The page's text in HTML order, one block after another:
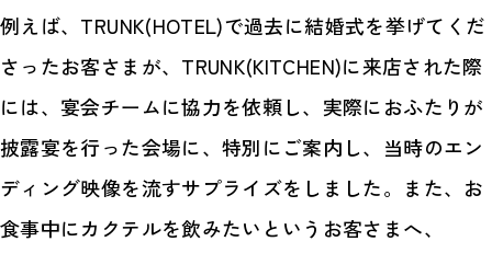
例えば、TRUNK(HOTEL)で過去に結婚式を挙げてくだ
さったお客さまが、TRUNK(KITCHEN)に来店された際
には、宴会チームに協力を依頼し、実際におふたりが
披露宴を行った会場に、特別にご案内し、当時のエン
ディング映像を流すサプライズをしました。また、お
食事中にカクテルを飲みたいというお客さまへ、